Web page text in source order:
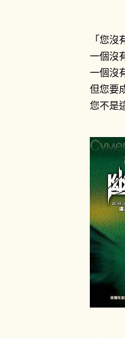
「您
一個沒
一個沒
但您要
您不是